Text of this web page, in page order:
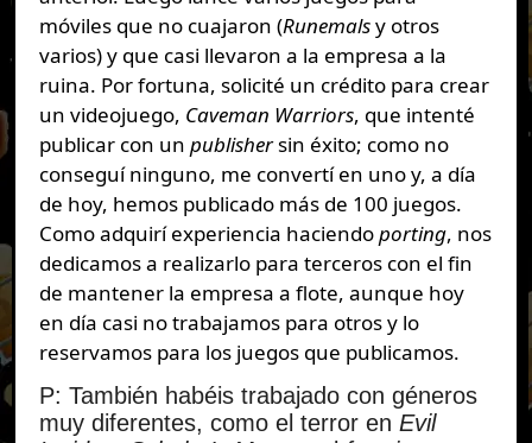
móviles que no cuajaron (Runemalsy otros
varios) y que casi llevaron a la empresa a la
ruina. Por fortuna, solicité un crédito para crear
un videojuego, Caveman Warriors, que intenté
publicar con un publishersin éxito; como no
conseguí ninguno, me convertí en uno y, a día
de hoy, hemos publicado más de 100 juegos.
Como adquirí experiencia haciendoporting, nos
dedicamos a realizarlo para terceros con el fin
de mantener la empresa a flote, aunque hoy
en día casi no trabajamos para otros y lo
reservamos para los juegos que publicamos.
P: También habéis trabajado con géneros
muy diferentes, como el terror en Evil